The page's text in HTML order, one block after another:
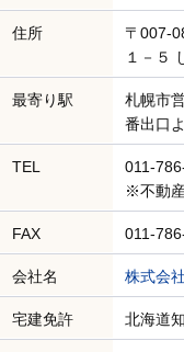
住所
〒007-
１－５
最寄り駅
札幌市
番出口
TEL
011-
※不動
FAX 011-
会社名 株式会
宅建免許 北海道